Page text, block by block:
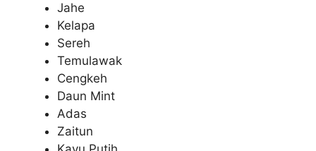
Jahe
Kelapa
Sereh
Temulawak
Cengkeh
Daun Mint
Adas
Zaitun